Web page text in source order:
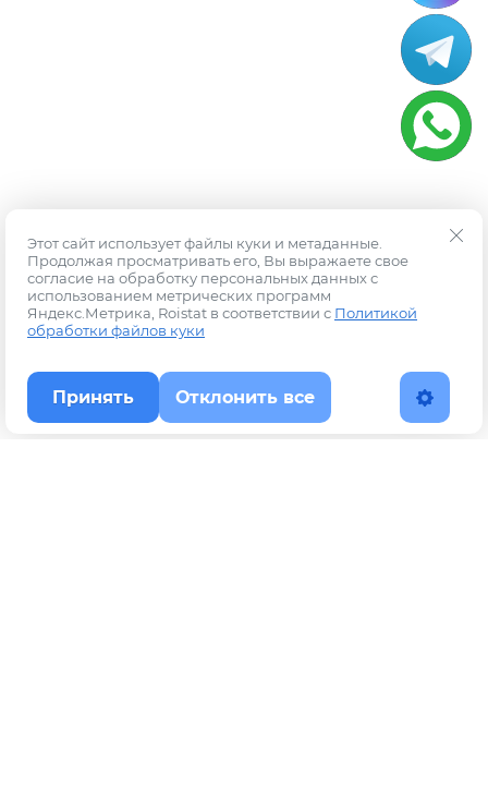
Этот сайт использует файлы куки и метаданные.
Продолжая просматривать его, Вы выражаете свое
согласие на обработку персональных данных с
использованием метрических программ
Яндекс.Метрика, Roistat в соответствии с Политикой
обработки файлов куки
Принять Отклонить все